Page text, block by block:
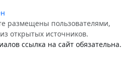
размещены пользователями,
открытых источников.
ссылка на сайт обязательна.